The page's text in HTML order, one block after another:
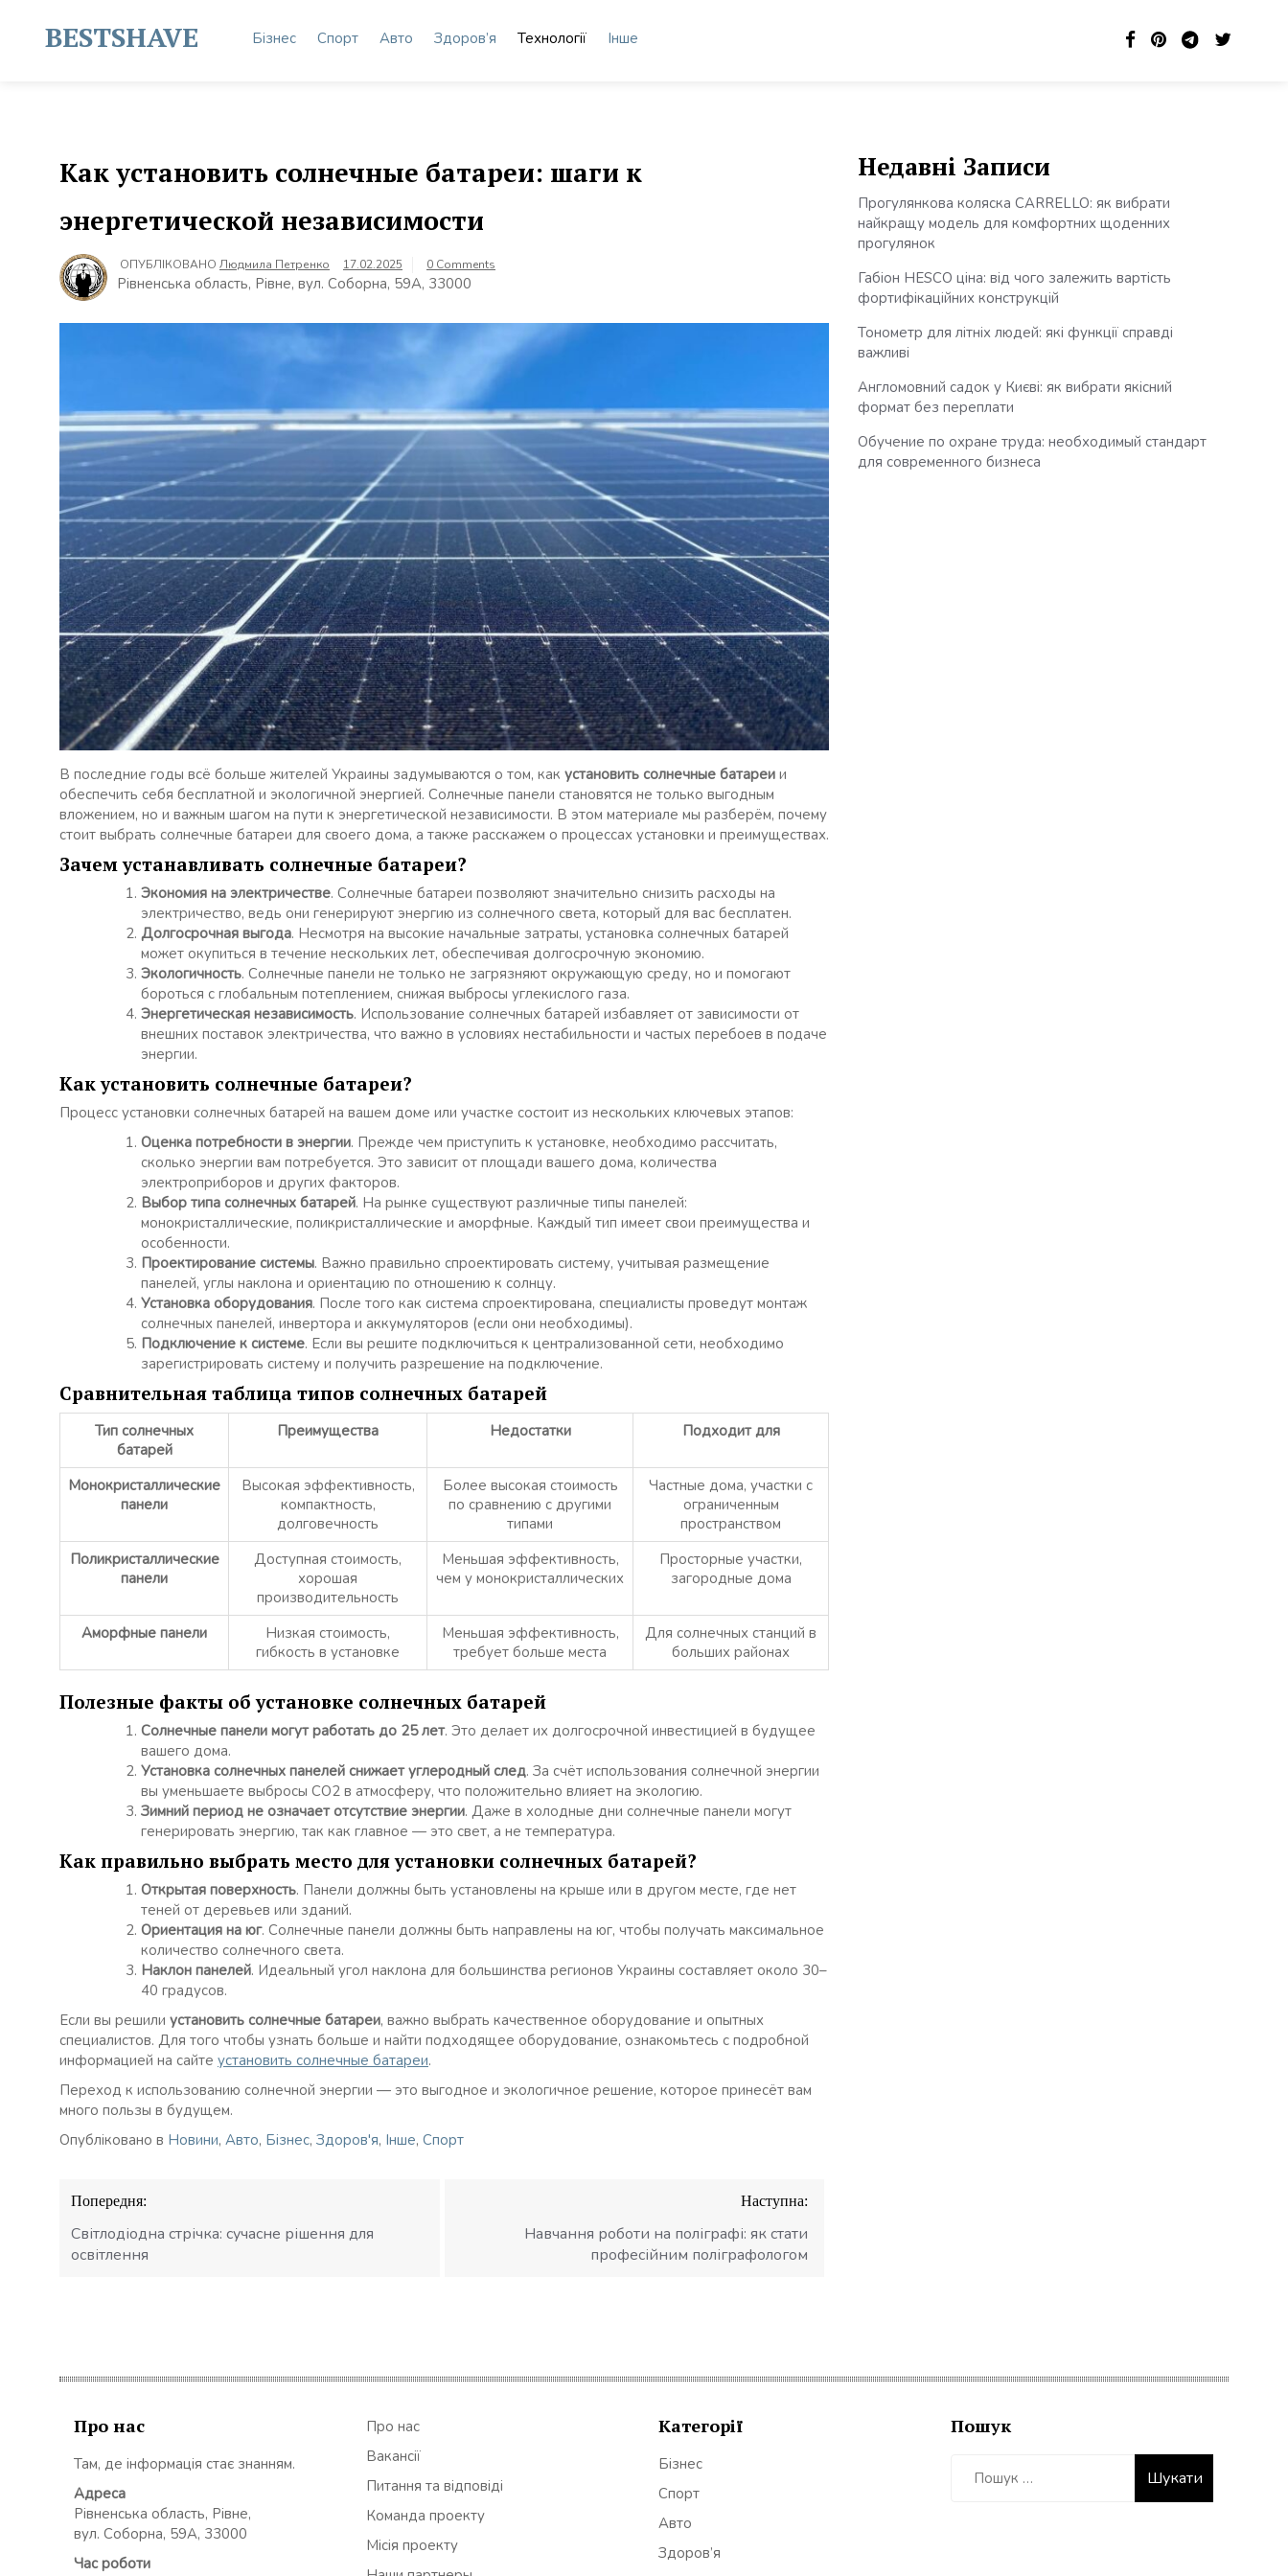
contentBESTSHAVE Бізнес Спорт Авто Здоров’я Технології Інше
Как установить солнечные батареи: шаги к
энергетической независимости
ОПУБЛІКОВАНО Людмила Петренко 17.02.2025 0 Comments
Рівненська область, Рівне, вул. Соборна, 59А, 33000
В последние годы всё больше жителей Украины задумываются о том, как установить солнечные батареи и
обеспечить себя бесплатной и экологичной энергией. Солнечные панели становятся не только выгодным
вложением, но и важным шагом на пути к энергетической независимости. В этом материале мы разберём, почему
стоит выбрать солнечные батареи для своего дома, а также расскажем о процессах установки и преимуществах.
Зачем устанавливать солнечные батареи?
Экономия на электричестве. Солнечные батареи позволяют значительно снизить расходы на
электричество, ведь они генерируют энергию из солнечного света, который для вас бесплатен.
Долгосрочная выгода. Несмотря на высокие начальные затраты, установка солнечных батарей
может окупиться в течение нескольких лет, обеспечивая долгосрочную экономию.
Экологичность. Солнечные панели не только не загрязняют окружающую среду, но и помогают
бороться с глобальным потеплением, снижая выбросы углекислого газа.
Энергетическая независимость. Использование солнечных батарей избавляет от зависимости от
внешних поставок электричества, что важно в условиях нестабильности и частых перебоев в подаче
энергии.
Как установить солнечные батареи?
Процесс установки солнечных батарей на вашем доме или участке состоит из нескольких ключевых этапов:
Оценка потребности в энергии. Прежде чем приступить к установке, необходимо рассчитать,
сколько энергии вам потребуется. Это зависит от площади вашего дома, количества
электроприборов и других факторов.
Выбор типа солнечных батарей. На рынке существуют различные типы панелей:
монокристаллические, поликристаллические и аморфные. Каждый тип имеет свои преимущества и
особенности.
Проектирование системы. Важно правильно спроектировать систему, учитывая размещение
панелей, углы наклона и ориентацию по отношению к солнцу.
Установка оборудования. После того как система спроектирована, специалисты проведут монтаж
солнечных панелей, инвертора и аккумуляторов (если они необходимы).
Подключение к системе. Если вы решите подключиться к централизованной сети, необходимо
зарегистрировать систему и получить разрешение на подключение.
Сравнительная таблица типов солнечных батарей
Тип солнечных
батарей
Преимущества Недостатки Подходит для
Монокристаллические
панели
Высокая эффективность,
компактность,
долговечность
Более высокая стоимость
по сравнению с другими
типами
Частные дома, участки с
ограниченным
пространством
Поликристаллические
панели
Доступная стоимость,
хорошая
производительность
Меньшая эффективность,
чем у монокристаллических
Просторные участки,
загородные дома
Аморфные панели
Низкая стоимость,
гибкость в установке
Меньшая эффективность,
требует больше места
Для солнечных станций в
больших районах
Полезные факты об установке солнечных батарей
Солнечные панели могут работать до 25 лет. Это делает их долгосрочной инвестицией в будущее
вашего дома.
Установка солнечных панелей снижает углеродный след. За счёт использования солнечной энергии
вы уменьшаете выбросы CO2 в атмосферу, что положительно влияет на экологию.
Зимний период не означает отсутствие энергии. Даже в холодные дни солнечные панели могут
генерировать энергию, так как главное — это свет, а не температура.
Как правильно выбрать место для установки солнечных батарей?
Открытая поверхность. Панели должны быть установлены на крыше или в другом месте, где нет
теней от деревьев или зданий.
Ориентация на юг. Солнечные панели должны быть направлены на юг, чтобы получать максимальное
количество солнечного света.
Наклон панелей. Идеальный угол наклона для большинства регионов Украины составляет около 30–
40 градусов.
Если вы решили установить солнечные батареи, важно выбрать качественное оборудование и опытных
специалистов. Для того чтобы узнать больше и найти подходящее оборудование, ознакомьтесь с подробной
информацией на сайте установить солнечные батареи.
Переход к использованию солнечной энергии — это выгодное и экологичное решение, которое принесёт вам
много пользы в будущем.
Опубліковано в Новини, Авто, Бізнес, Здоров'я, Інше, Спорт
Навігація
записів
Попередня:
Світлодіодна стрічка: сучасне рішення для
освітлення
Наступна:
Навчання роботи на поліграфі: як стати
професійним поліграфологом
Недавні Записи
Прогулянкова коляска CARRELLO: як вибрати
найкращу модель для комфортних щоденних
прогулянок
Габіон HESCO ціна: від чого залежить вартість
фортифікаційних конструкцій
Тонометр для літніх людей: які функції справді
важливі
Англомовний садок у Києві: як вибрати якісний
формат без переплати
Обучение по охране труда: необходимый стандарт
для современного бизнеса
Про нас
Там, де інформація стає знанням.
Адреса
Рівненська область, Рівне,
вул. Соборна, 59А, 33000
Час роботи
Про нас
Вакансії
Питання та відповіді
Команда проекту
Місія проекту
Категорії
Бізнес
Спорт
Авто
Здоров’я
Пошук